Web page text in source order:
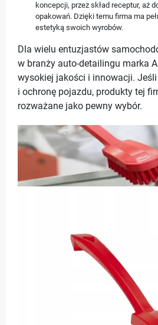
koncepcji, przez skład receptur, aż
opakowań. Dzięki temu firma ma
estetyką swoich wyrobów.
Dla wielu entuzjastów
w branży auto-detailingu marka
wysokiej jakości i innowacji.
i ochronę pojazdu, produkty tej
rozważane jako pewny wybór.